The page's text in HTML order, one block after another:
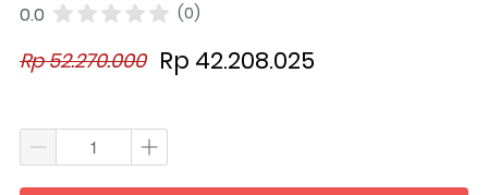
0.0 (0)
Rp 52.270.000 Rp 42.208.025